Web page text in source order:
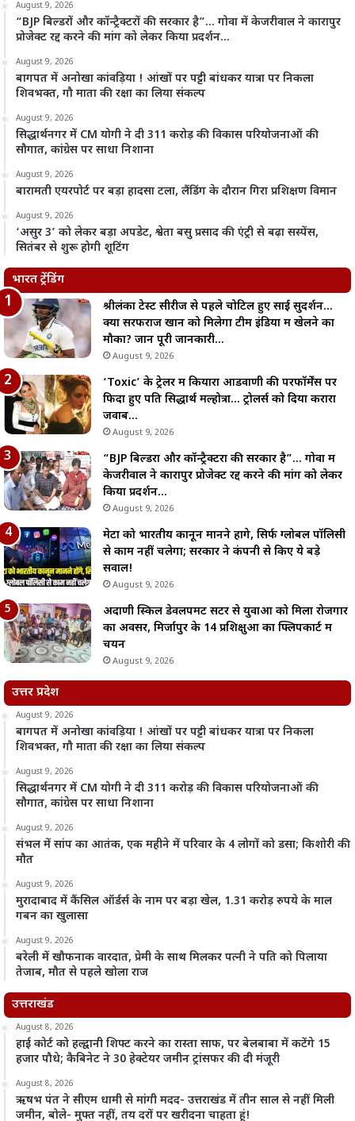
August 9, 2026
“BJP बिल्डरों और कॉन्ट्रैक्टरों की सरकार है”… गोवा में केजरीवाल ने कारापुर
प्रोजेक्ट रद्द करने की मांग को लेकर किया प्रदर्शन…
August 9, 2026
बागपत में अनोखा कांवड़िया ! आंखों पर पट्टी बांधकर यात्रा पर निकला
शिवभक्त, गौ माता की रक्षा का लिया संकल्प
August 9, 2026
सिद्धार्थनगर में CM योगी ने दी 311 करोड़ की विकास परियोजनाओं की
सौगात, कांग्रेस पर साधा निशाना
August 9, 2026
बारामती एयरपोर्ट पर बड़ा हादसा टला, लैंडिंग के दौरान गिरा प्रशिक्षण विमान
August 9, 2026
‘असुर 3’ को लेकर बड़ा अपडेट, श्वेता बसु प्रसाद की एंट्री से बढ़ा सस्पेंस,
सितंबर से शुरू होगी शूटिंग
भारत ट्रेंडिंग
श्रीलंका टेस्ट सीरीज से पहले चोटिल हुए साई सुदर्शन…
क्या सरफराज खान को मिलेगा टीम इंडिया में खेलने का
मौका? जानें पूरी जानकारी…
August 9, 2026
‘Toxic’ के ट्रेलर में कियारा आडवाणी की परफॉर्मेंस पर
फिदा हुए पति सिद्धार्थ मल्होत्रा… ट्रोलर्स को दिया करारा
जवाब…
August 9, 2026
“BJP बिल्डरों और कॉन्ट्रैक्टरों की सरकार है”… गोवा में
केजरीवाल ने कारापुर प्रोजेक्ट रद्द करने की मांग को लेकर
किया प्रदर्शन…
August 9, 2026
मेटा को भारतीय कानून मानने होंगे, सिर्फ ग्लोबल पॉलिसी
से काम नहीं चलेगा; सरकार ने कंपनी से किए ये बड़े
सवाल!
August 9, 2026
अदाणी स्किल डेवलपमेंट सेंटर से युवाओं को मिला रोजगार
का अवसर, मिर्जापुर के 14 प्रशिक्षुओं का फ्लिपकार्ट में
चयन
August 9, 2026
उत्तर प्रदेश
August 9, 2026
बागपत में अनोखा कांवड़िया ! आंखों पर पट्टी बांधकर यात्रा पर निकला
शिवभक्त, गौ माता की रक्षा का लिया संकल्प
August 9, 2026
सिद्धार्थनगर में CM योगी ने दी 311 करोड़ की विकास परियोजनाओं की
सौगात, कांग्रेस पर साधा निशाना
August 9, 2026
संभल में सांप का आतंक, एक महीने में परिवार के 4 लोगों को डसा; किशोरी की
मौत
August 9, 2026
मुरादाबाद में कैंसिल ऑर्डर्स के नाम पर बड़ा खेल, 1.31 करोड़ रुपये के माल
गबन का खुलासा
August 9, 2026
बरेली में खौफनाक वारदात, प्रेमी के साथ मिलकर पत्नी ने पति को पिलाया
तेजाब, मौत से पहले खोला राज
उत्तराखंड
August 8, 2026
हाई कोर्ट को हल्द्वानी शिफ्ट करने का रास्ता साफ, पर बेलबाबा में कटेंगे 15
हजार पौधे; कैबिनेट ने 30 हेक्टेयर जमीन ट्रांसफर की दी मंजूरी
August 8, 2026
ऋषभ पंत ने सीएम धामी से मांगी मदद- उत्तराखंड में तीन साल से नहीं मिली
जमीन, बोले- मुफ्त नहीं, तय दरों पर खरीदना चाहता हूं!